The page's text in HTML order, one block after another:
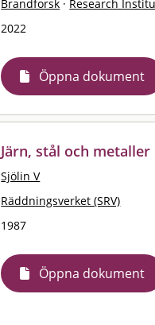
Brandforsk · Research
2022
Öppna dokument
Järn, stål och metaller
Sjölin V
Räddningsverket (SRV)
1987
Öppna dokument